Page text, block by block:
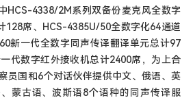
HCS-4338/2M系列双备份麦克风全数字
128席、HCS-4385U/50全数字化64通道
新一代全数字同声传译翻译单元总计97
代数字红外接收机总计2400席，为上合
员国和6个对话伙伴提供中文、俄语、英
蒙古语、波斯语8个语种的同声传译服